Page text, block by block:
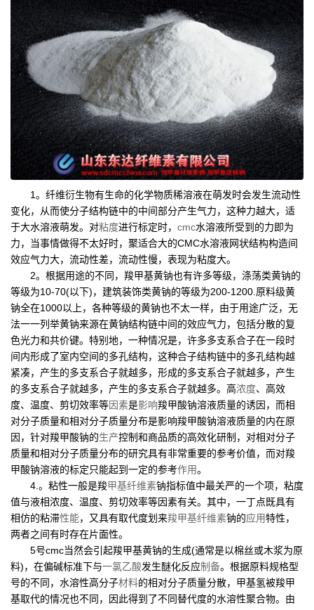
1。纤维衍生物有生命的化学物质稀溶液在萌发时会发生流动性
变化，从而使分子结构链中的中间部分产生气力，这种力越大，适
于大水溶液萌发。对粘度进行标定时， cmc水溶液所受到的力即为
力，当事情做得不太好时，聚适合大的CMC水溶液网状结构构造间
效应气力大，流动性差，流动性慢，表现为粘度大。
2。根据用途的不同，羧甲基黄钠也有许多等级，涤荡类黄钠的
等级为10-70(以下)，建筑装饰类黄钠的等级为200-1200.原料级黄
钠全在1000以上，各种等级的黄钠也不太一样，由于用途广泛，无
法一一列举黄钠来源在黄钠结构链中间的效应气力，包括分散的复
色光力和共价键。特别地，一种情况是，许多多支系合子在一段时
间内形成了室内空间的多孔结构，这种合子结构链中的多孔结构越
紧凑，产生的多支系合子就越多，形成的多支系合子就越多，产生
的多支系合子就越多，产生的多支系合子就越多。高浓度、高效
度、温度、剪切效率等因素是影响羧甲酸钠溶液质量的诱因，而相
对分子质量和相对分子质量分布是影响羧甲酸钠溶液质量的内在原
因，针对羧甲酸钠的生产控制和商品质的高效化研制，对相对分子
质量和相对分子质量分布的研究具有非常重要的参考价值，而对羧
甲酸钠溶液的标定只能起到一定的参考作用。
4.。粘性一般是羧甲基纤维素钠指标值中最关严的一个项，粘度
值与液相浓度、温度、剪切效率等因素有关。其中，一丁点既具有
相仿的粘滞性能，又具有取代度划来羧甲基纤维素钠的应用特性，
两者之间有时存在片面性。
5号cmc当然会引起羧甲基黄钠的生成(通常是以棉丝或木浆为原
料)，在偏碱标准下与一氯乙酸发生醚化反应制备。根据原料规格型
号的不同，水溶性高分子材料的相对分子质量分散，甲基氢被羧甲
基取代的情况也不同，因此得到了不同替代度的水溶性聚合物。由